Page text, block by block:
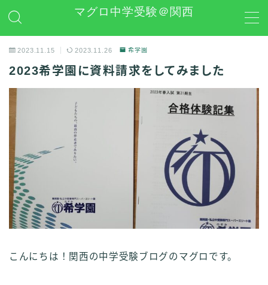
マグロ中学受験＠関西
学習グッズレビュー
その他 中学受験関連
お問い合わせ
プライバシーポリシー
2023.11.15 2023.11.26 希学園
2023希学園に資料請求をしてみました
こんにちは！関西の中学受験ブログのマグロです。